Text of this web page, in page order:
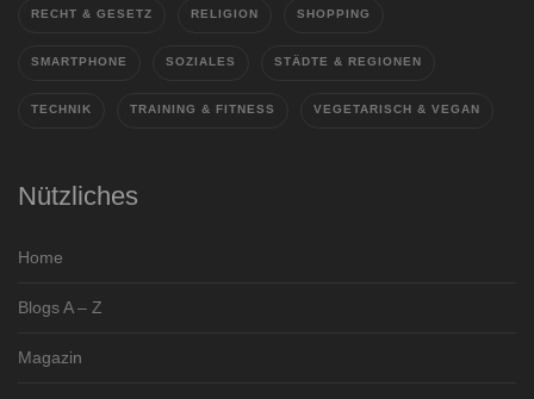
RECHT & GESETZ RELIGION SHOPPING
SMARTPHONE SOZIALES STÄDTE & REGIONEN
TECHNIK TRAINING & FITNESS VEGETARISCH & VEGAN
Nützliches
Home
Blogs A – Z
Magazin